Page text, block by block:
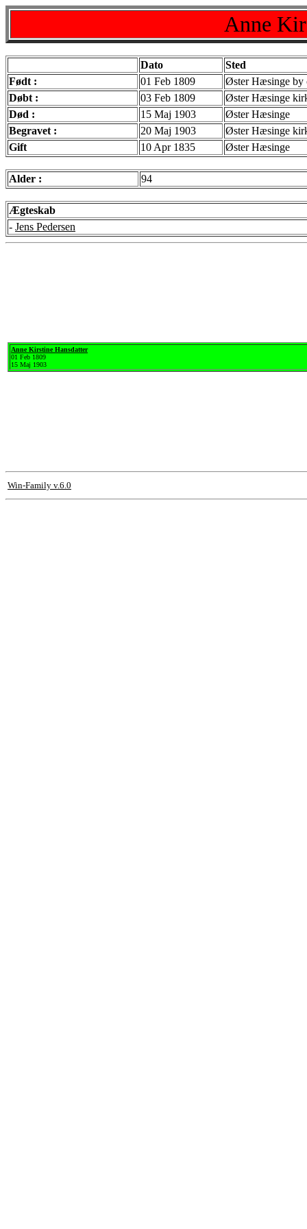
Anne
Dato
Sted
Født :
01 Feb 1809
Øster Hæsinge by
Døbt :
03 Feb 1809
Øster Hæsinge
Død :
15 Maj 1903
Øster Hæsinge
Begravet :
20 Maj 1903
Øster Hæsinge
Gift
10 Apr 1835 Øster Hæsinge
Alder : 94
Ægteskab
- Jens Pedersen
Anne Kirstine Hansdatter
01 Feb 1809
15 Maj 1903
Win-Family v.6.0